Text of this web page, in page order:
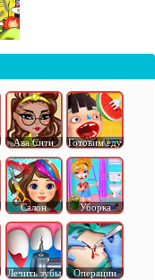
Ава Сити Готовим еду
Салон Уборка
Лечить зубы Операции